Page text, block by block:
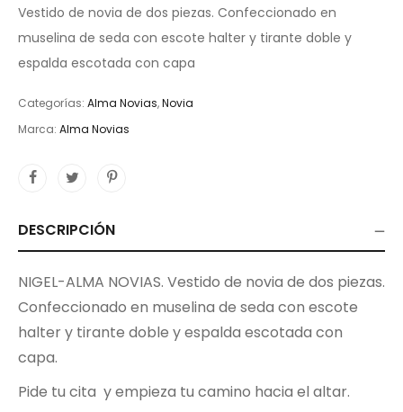
Vestido de novia de dos piezas. Confeccionado en
muselina de seda con escote halter y tirante doble y
espalda escotada con capa
Categorías: Alma Novias,Novia
Marca: Alma Novias
DESCRIPCIÓN
NIGEL-ALMA NOVIAS. Vestido de novia de dos piezas.
Confeccionado en muselina de seda con escote
halter y tirante doble y espalda escotada con
capa.
Pide tu cita y empieza tu camino hacia el altar.